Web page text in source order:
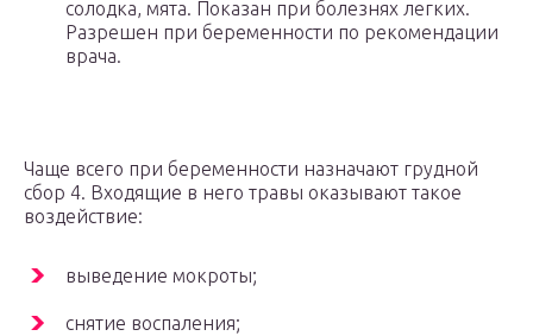
солодка, мята. Показан при болезнях легких.
Разрешен при беременности по рекомендации
врача.
Чаще всего при беременности назначают грудной
сбор 4. Входящие в него травы оказывают такое
воздействие:
выведение мокроты;
снятие воспаления;